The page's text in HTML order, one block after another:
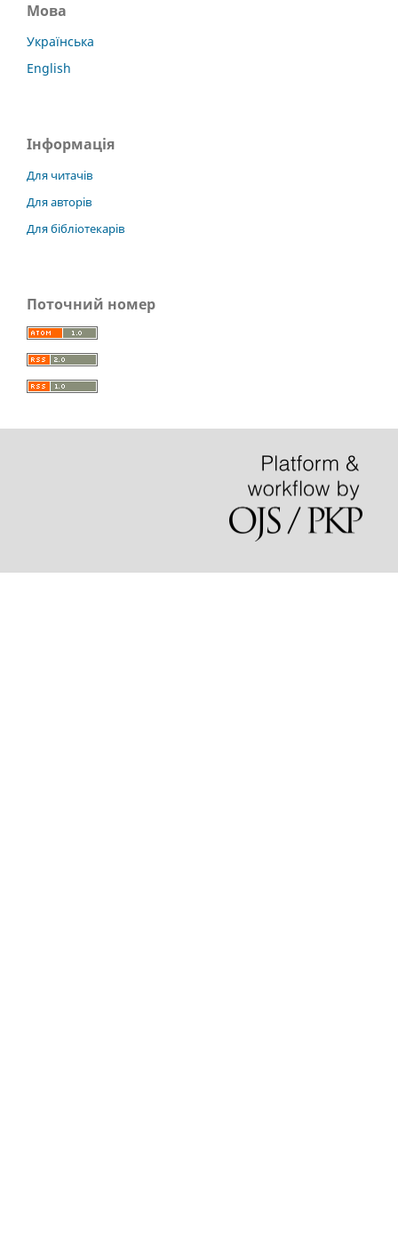
Мова
Українська
English
Інформація
Для читачів
Для авторів
Для бібліотекарів
Поточний номер